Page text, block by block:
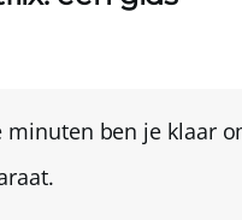
minuten ben je klaar